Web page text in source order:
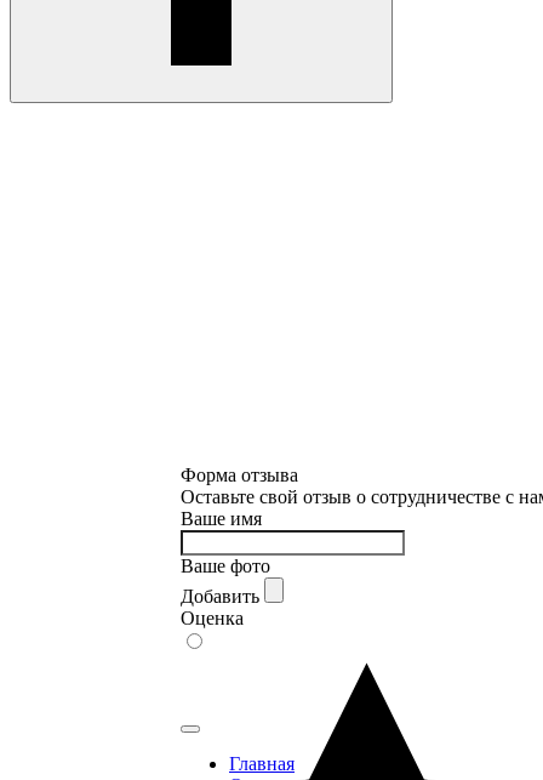
Форма отзыва
Оставьте свой отзыв о сотрудничестве с
Ваше имя
Ваше фото
Добавить
Оценка
Главная